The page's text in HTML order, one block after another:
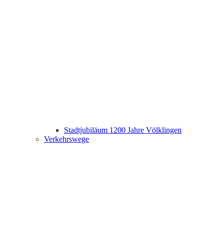
Stadtjubiläum 1200 Jahre Völklingen
Verkehrswege